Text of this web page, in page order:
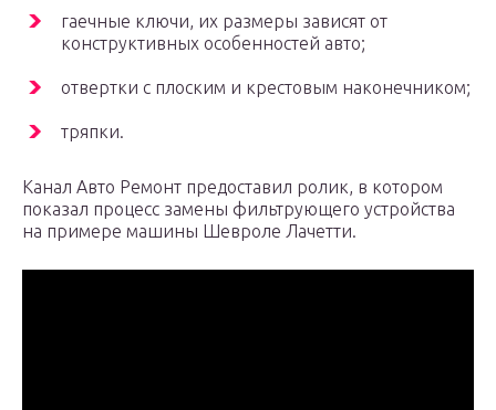
гаечные ключи, их размеры зависят от
конструктивных особенностей авто;
отвертки с плоским и крестовым наконечником;
тряпки.
Канал Авто Ремонт предоставил ролик, в котором
показал процесс замены фильтрующего устройства
на примере машины Шевроле Лачетти.